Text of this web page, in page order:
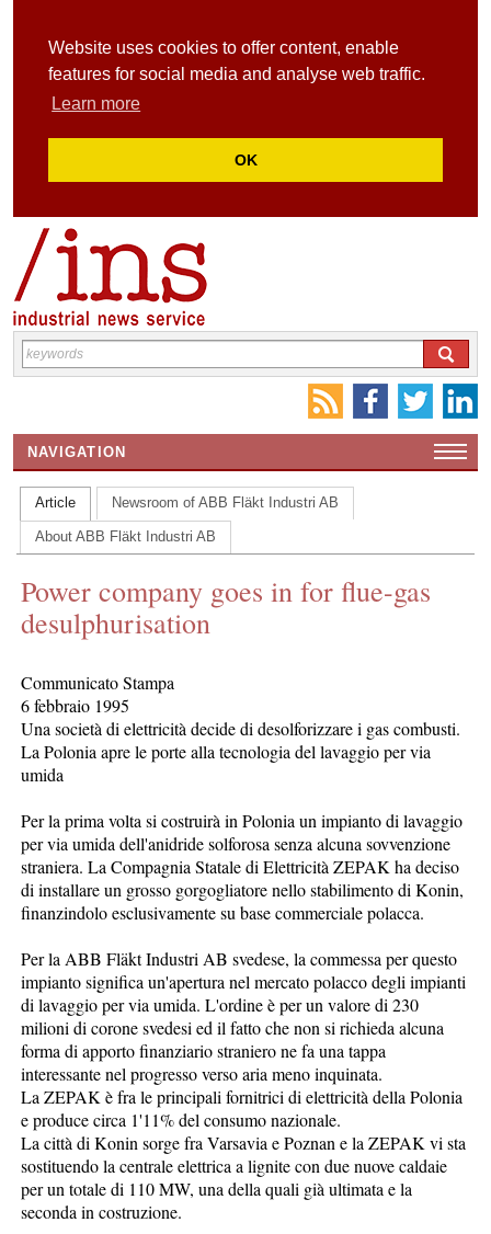
Website uses cookies to offer content, enable
features for social media and analyse web traffic.
Learn more
OK
NAVIGATION
HOME
CONTACT US
INS MAIN WEBSITE
ABOUT US
Article Newsroom of ABB Fläkt Industri AB
About ABB Fläkt Industri AB
Power company goes in for flue-gas
desulphurisation
Communicato Stampa
6 febbraio 1995
Una società di elettricità decide di desolforizzare i gas combusti.
La Polonia apre le porte alla tecnologia del lavaggio per via
umida
Per la prima volta si costruirà in Polonia un impianto di lavaggio
per via umida dell'anidride solforosa senza alcuna sovvenzione
straniera. La Compagnia Statale di Elettricità ZEPAK ha deciso
di installare un grosso gorgogliatore nello stabilimento di Konin,
finanzindolo esclusivamente su base commerciale polacca.
Per la ABB Fläkt Industri AB svedese, la commessa per questo
impianto significa un'apertura nel mercato polacco degli impianti
di lavaggio per via umida. L'ordine è per un valore di 230
milioni di corone svedesi ed il fatto che non si richieda alcuna
forma di apporto finanziario straniero ne fa una tappa
interessante nel progresso verso aria meno inquinata.
La ZEPAK è fra le principali fornitrici di elettricità della Polonia
e produce circa 1'11% del consumo nazionale.
La città di Konin sorge fra Varsavia e Poznan e la ZEPAK vi sta
sostituendo la centrale elettrica a lignite con due nuove caldaie
per un totale di 110 MW, una della quali già ultimata e la
seconda in costruzione.